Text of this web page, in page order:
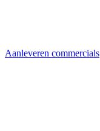
Aanleveren commercials